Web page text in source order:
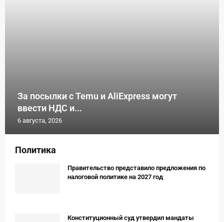
За посылки с Temu и AliExpress могут
ввести НДС и...
6 августа, 2026
Политика
Правительство представило предложения по
налоговой политике на 2027 год
Конституционный суд утвердил мандаты